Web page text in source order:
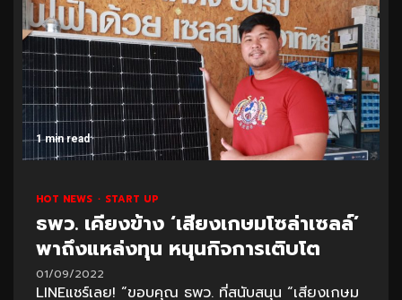
1 min read
HOT NEWS START UP
ธพว. เคียงข้าง ‘เสียงเกษมโซล่าเซลล์’
พาถึงแหล่งทุน หนุนกิจการเติบโต
01/09/2022
LINEแชร์เลย! “ขอบคุณ ธพว. ที่สนับสนุน “เสียงเกษม